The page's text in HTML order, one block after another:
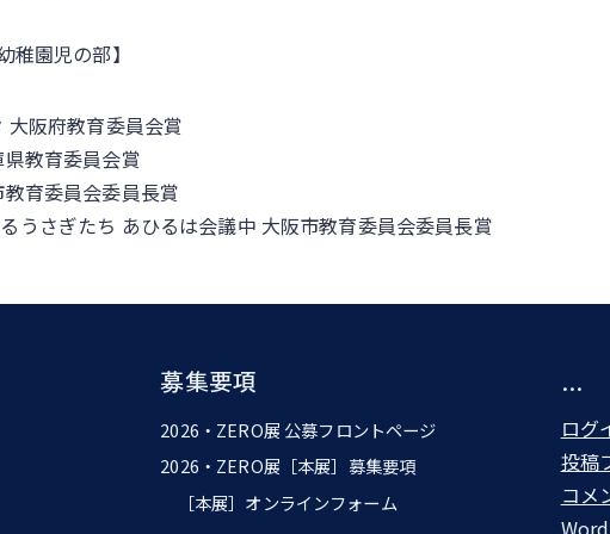
稚園児の部】
大阪府教育委員会賞
教育委員会賞
育委員会委員長賞
うさぎたち あひるは会議中 大阪市教育委員会委員長賞
募集要項
2026・ZERO展 公募フロントページ
2026・ZERO展［本展］募集要項
［本展］オンラインフォーム
…
ログ
投稿
コメ